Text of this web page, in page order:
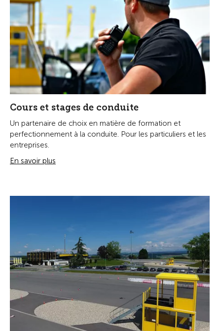
Cours et stages de conduite
Un partenaire de choix en matière de formation et
perfectionnement à la conduite. Pour les particuliers et les
entreprises.
En savoir plus